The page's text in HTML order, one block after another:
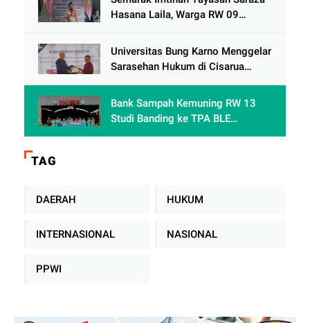
Hasana Laila, Warga RW 09
Sambut Ramadhan 1447 Hijriah
Universitas Bung Karno Menggelar
Sarasehan Hukum di Cisarua
meningkatkan pemahaman
akademis Mahasiswa Fakultas
Bank Sampah Kemuning RW 13
Studi Banding ke TPA BLE
Banyumas: Belajar Mengolah
TAG
DAERAH HUKUM
INTERNASIONAL NASIONAL
PPWI